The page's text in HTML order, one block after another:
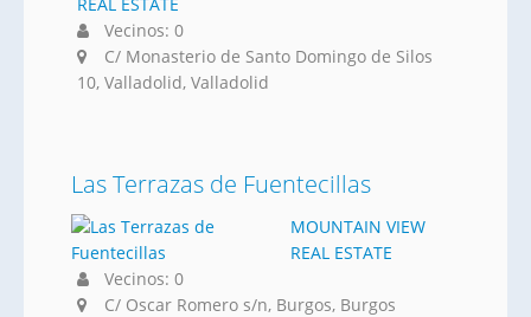
Vecinos: 0
C/ Monasterio de Santo Domingo de Silos
10, Valladolid, Valladolid
Las Terrazas de Fuentecillas
MOUNTAIN VIEW
REAL ESTATE
Vecinos: 0
C/ Oscar Romero s/n, Burgos, Burgos